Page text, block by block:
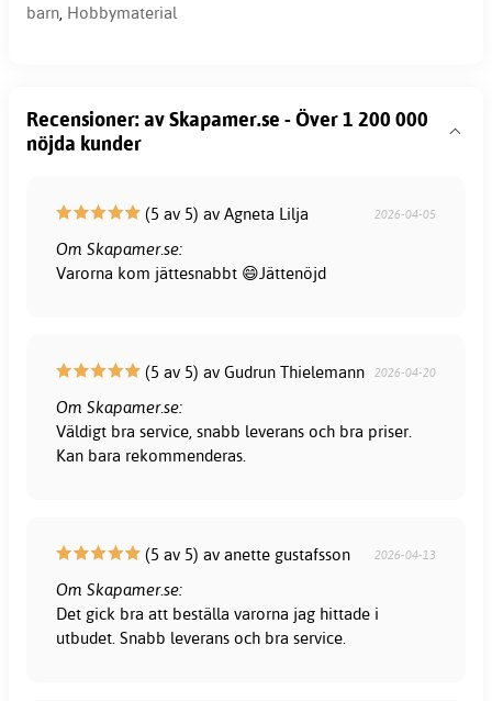
barn, Hobbymaterial
Recensioner: av Skapamer.se - Över 1 200 000
nöjda kunder
(5 av 5) av Agneta Lilja 2026-04-05
Om Skapamer.se:
Varorna kom jättesnabbt 😄Jättenöjd
(5 av 5) av Gudrun Thielemann 2026-04-20
Om Skapamer.se:
Väldigt bra service, snabb leverans och bra priser.
Kan bara rekommenderas.
(5 av 5) av anette gustafsson 2026-04-13
Om Skapamer.se:
Det gick bra att beställa varorna jag hittade i
utbudet. Snabb leverans och bra service.